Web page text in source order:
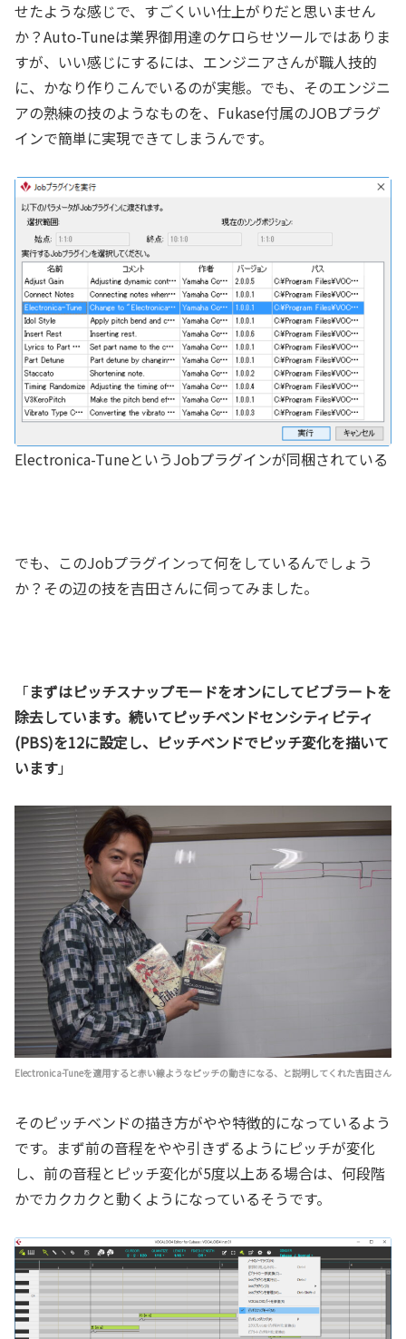
せたような感じで、すごくいい仕上がりだと思いません
か？Auto-Tuneは業界御用達のケロらせツールではありま
すが、いい感じにするには、エンジニアさんが職人技的
に、かなり作りこんでいるのが実態。でも、そのエンジニ
アの熟練の技のようなものを、Fukase付属のJOBプラグ
インで簡単に実現できてしまうんです。
Electronica-TuneというJobプラグインが同梱されている
でも、このJobプラグインって何をしているんでしょう
か？その辺の技を吉田さんに伺ってみました。
「まずはピッチスナップモードをオンにしてビブラートを
除去しています。続いてピッチベンドセンシティビティ
(PBS)を12に設定し、ピッチベンドでピッチ変化を描いて
います」
Electronica-Tuneを適用すると赤い線ようなピッチの動きになる、と説明してくれた吉田さん
そのピッチベンドの描き方がやや特徴的になっているよう
です。まず前の音程をやや引きずるようにピッチが変化
し、前の音程とピッチ変化が5度以上ある場合は、何段階
かでカクカクと動くようになっているそうです。